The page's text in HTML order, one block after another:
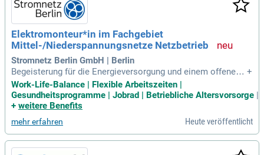
Elektromonteur*in im Fachgebiet
Mittel-/Niederspannungsnetze Netzbetrieb
Stromnetz Berlin GmbH | Berlin
Begeisterung für die Energieversorgung und einem offenen
Ohr für Kund*innen und Kolleg*innen. einer Fahrererlaubnis d
er Klasse B. Plus, aber kein Muss: Gute Kenntnisse in Mittel
- und Niederspannungsanlagen und -netzen.
+
Work-Life-Balance | Flexible Arbeitszeiten |
Gesundheitsprogramme | Jobrad | Betriebliche Altersvorsorge
+ weitere Benefits
mehr erfahren Heute veröffentlicht